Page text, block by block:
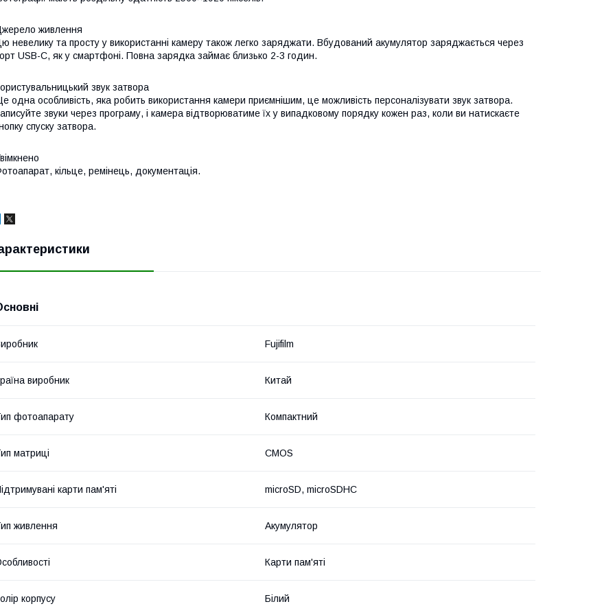
живлення
невелику та просту у використанні камеру також легко заряджати. Вбудований акумулятор заряджається через
USB-C, як у смартфоні. Повна зарядка займає близько 2-3 годин.
звук затвора
одна особливість, яка робить використання камери приємнішим, це можливість персоналізувати звук затвора.
звуки через програму, і камера відтворюватиме їх у випадковому порядку кожен раз, коли ви натискаєте
спуску затвора.
кільце, ремінець, документація.
Fujifilm
виробник Китай
фотоапарату Компактний
матриці CMOS
карти пам'яті microSD, microSDHC
живлення Акумулятор
Карти пам'яті
корпусу Білий